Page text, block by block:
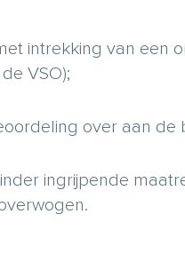
intrekking van een
VSO);
over aan de
ingrijpende